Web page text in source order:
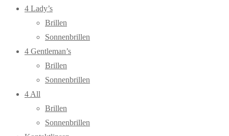
Menu
4 Lady’s
Brillen
Sonnenbrillen
4 Gentleman’s
Brillen
Sonnenbrillen
4 All
Brillen
Sonnenbrillen